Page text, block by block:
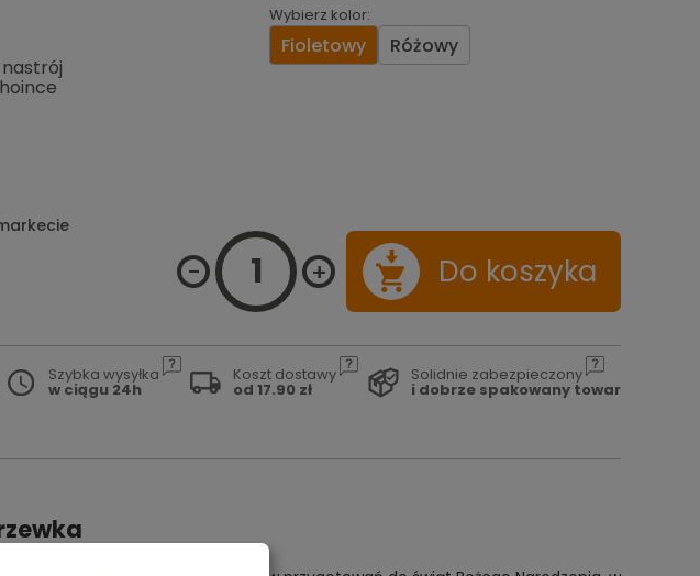
Wybierz kolor:
Fioletowy Różowy
Do koszyka
Szybka wysyłka
w ciągu 24h
Koszt dostawy
od 17.90 zł
Solidnie zabezpieczony
i dobrze spakowany towar